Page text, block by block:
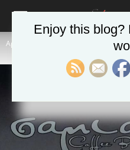
Αρχική
Enjoy this blog?